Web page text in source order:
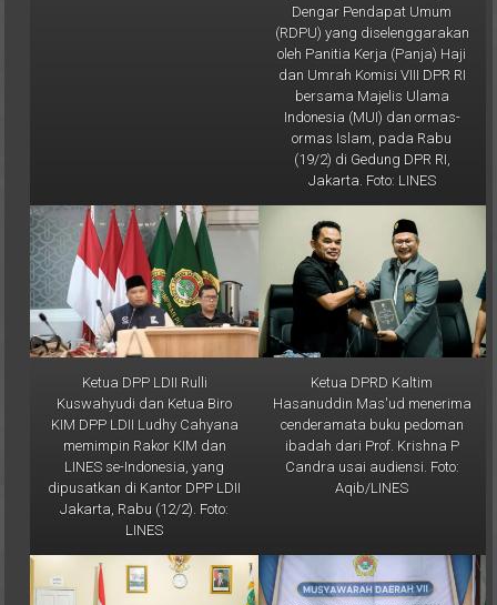
(RDPU) yang diselenggarakan
oleh Panitia Kerja (Panja) Haji
dan Umrah Komisi VIII DPR RI
bersama Majelis Ulama
Indonesia (MUI) dan ormas-
ormas Islam, pada Rabu
(19/2) di Gedung DPR RI,
Jakarta. Foto: LINES
Ketua DPP LDII Rulli
Kuswahyudi dan Ketua Biro
KIM DPP LDII Ludhy Cahyana
memimpin Rakor KIM dan
LINES se-Indonesia, yang
dipusatkan di Kantor DPP LDII
Jakarta, Rabu (12/2). Foto:
LINES
Ketua DPRD Kaltim
Hasanuddin Mas'ud menerima
cenderamata buku pedoman
ibadah dari Prof. Krishna P
Candra usai audiensi. Foto:
Aqib/LINES